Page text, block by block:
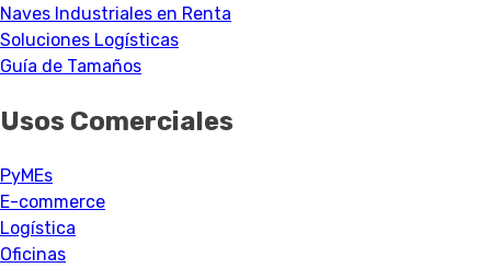
Naves Industriales en Renta
Soluciones Logísticas
Guía de Tamaños
Usos Comerciales
PyMEs
E-commerce
Logística
Oficinas